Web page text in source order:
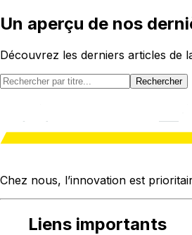
Un aperçu de nos
Découvrez les derniers articles de
Rechercher
Chez nous, l’innovation est
Liens importants